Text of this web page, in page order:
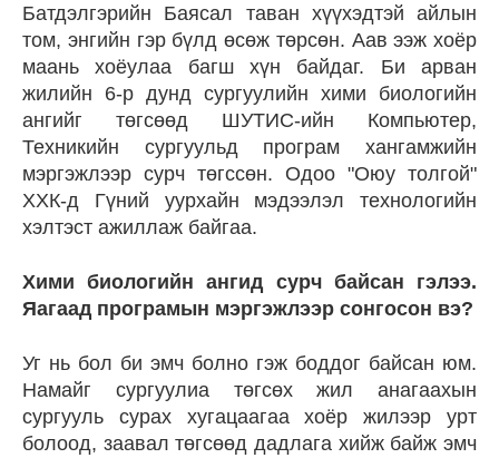
Батдэлгэрийн Баясал таван хүүхэдтэй айлын
том, энгийн гэр бүлд өсөж төрсөн. Аав ээж хоёр
маань хоёулаа багш хүн байдаг. Би арван
жилийн 6-р дунд сургуулийн хими биологийн
ангийг төгсөөд ШУТИС-ийн Компьютер,
Техникийн сургуульд програм хангамжийн
мэргэжлээр сурч төгссөн. Одоо "Оюу толгой"
ХХК-д Гүний уурхайн мэдээлэл технологийн
хэлтэст ажиллаж байгаа.
Хими биологийн ангид сурч байсан гэлээ.
Яагаад програмын мэргэжлээр сонгосон вэ?
Уг нь бол би эмч болно гэж боддог байсан юм.
Намайг сургуулиа төгсөх жил анагаахын
сургууль сурах хугацаагаа хоёр жилээр урт
болоод, заавал төгсөөд дадлага хийж байж эмч